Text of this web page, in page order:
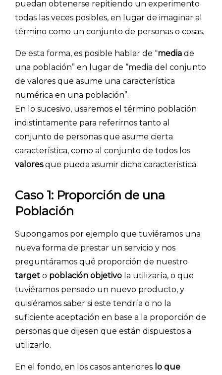
puedan obtenerse repitiendo un experimento
todas las veces posibles, en lugar de imaginar al
término como un conjunto de personas o cosas.
De esta forma, es posible hablar de “media de
una población” en lugar de “media del conjunto
de valores que asume una característica
numérica en una población”.
En lo sucesivo, usaremos el término población
indistintamente para referirnos tanto al
conjunto de personas que asume cierta
característica, como al conjunto de todos los
valoresque pueda asumir dicha característica.
Caso 1: Proporción de una
Población
Supongamos por ejemplo que tuviéramos una
nueva forma de prestar un servicio y nos
preguntáramos qué proporción de nuestro
target o población objetivo la utilizaría, o que
tuviéramos pensado un nuevo producto, y
quisiéramos saber si este tendría o no la
suficiente aceptación en base a la proporción de
personas que dijesen que están dispuestos a
utilizarlo.
En el fondo, en los casos anteriores lo que